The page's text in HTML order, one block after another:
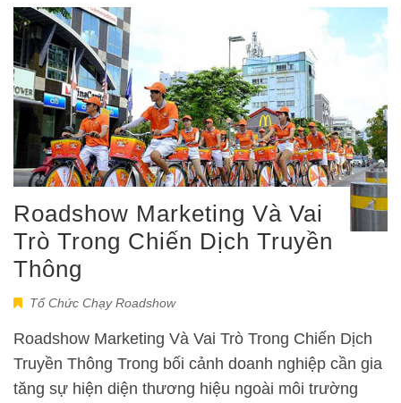
Roadshow Marketing Và Vai
Trò Trong Chiến Dịch Truyền
Thông
Tổ Chức Chạy Roadshow
Roadshow Marketing Và Vai Trò Trong Chiến Dịch
Truyền Thông Trong bối cảnh doanh nghiệp cần gia
tăng sự hiện diện thương hiệu ngoài môi trường